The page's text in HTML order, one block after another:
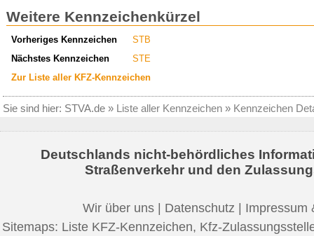
Weitere Kennzeichenkürzel
Vorheriges Kennzeichen
STB
Nächstes Kennzeichen
STE
Zur Liste aller KFZ-Kennzeichen
Sie sind hier: STVA.de » Liste aller Kennzeichen » Kennzeichen
Deutschlands nicht-behördliches
Straßenverkehr und den
Wir über uns | Datenschutz | Impressum
Sitemaps: Liste KFZ-Kennzeichen, Kfz-